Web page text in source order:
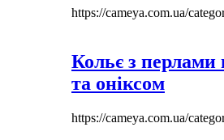
https://cameya.com.ua/
Кольє з перлами
та оніксом
https://cameya.com.ua/